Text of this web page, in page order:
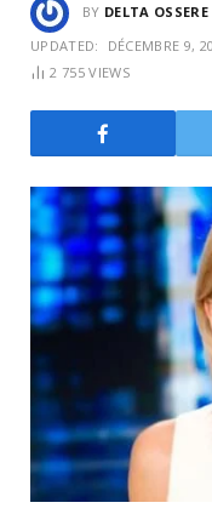
BY DELTA OSSERE
UPDATED:
DÉCEMBRE 9,
2 755VIEWS